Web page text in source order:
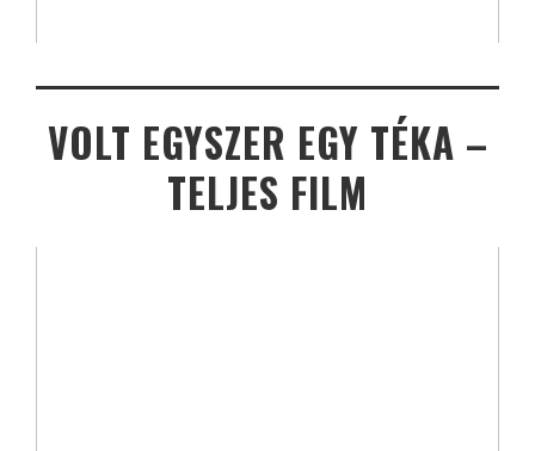
VOLT EGYSZER EGY TÉKA –
TELJES FILM